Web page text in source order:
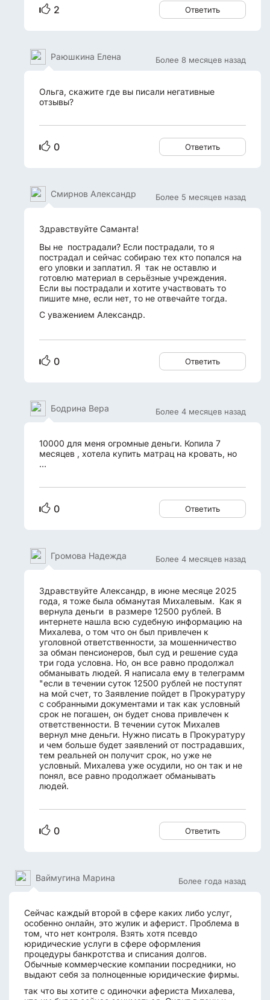
2 Ответить
Более 8 месяцев назад
Раюшкина Елена
Ольга, скажите где вы писали негативные
отзывы?
0 Ответить
Более 5 месяцев назад
Смирнов Александр
Здравствуйте Саманта!
Вы не пострадали? Если пострадали, то я
пострадал и сейчас собираю тех кто попался на
его уловки и заплатил. Я так не оставлю и
готовлю материал в серьёзные учреждения.
Если вы пострадали и хотите участвовать то
пишите мне, если нет, то не отвечайте тогда.
С уважением Александр.
0 Ответить
Более 4 месяцев назад
Бодрина Вера
10000 для меня огромные деньги. Копила 7
месяцев , хотела купить матрац на кровать, но
…
0 Ответить
Более 4 месяцев назад
Громова Надежда
Здравствуйте Александр, в июне месяце 2025
года, я тоже была обманутая Михалевым. Как я
вернула деньги в размере 12500 рублей. В
интернете нашла всю судебную информацию на
Михалева, о том что он был привлечен к
уголовной ответственности, за мошенничество
за обман пенсионеров, был суд и решение суда
три года условна. Но, он все равно продолжал
обманывать людей. Я написала ему в телеграмм
"если в течении суток 12500 рублей не поступят
на мой счет, то Заявление пойдет в Прокуратуру
с собранными документами и так как условный
срок не погашен, он будет снова привлечен к
ответственности. В течении суток Михалев
вернул мне деньги. Нужно писать в Прокуратуру
и чем больше будет заявлений от пострадавших,
тем реальней он получит срок, но уже не
условный. Михалева уже осудили, но он так и не
понял, все равно продолжает обманывать
людей.
0 Ответить
Более года назад
Ваймугина Марина
Сейчас каждый второй в сфере каких либо услуг,
особенно онлайн, это жулик и аферист. Проблема в
том, что нет контроля. Взять хотя псевдо
юридические услуги в сфере оформления
процедуры банкротства и списания долгов.
Обычные коммерческие компании посредники, но
выдают себя за полноценные юридические фирмы.
так что вы хотите с одиночки афериста Михалева,